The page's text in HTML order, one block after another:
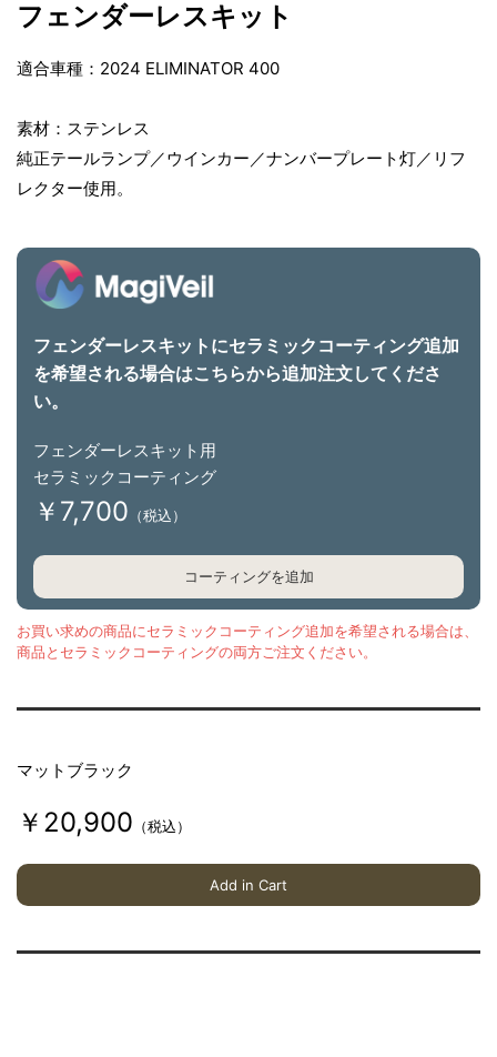
フェンダーレスキット
適合車種：2024 ELIMINATOR 400
素材：ステンレス
純正テールランプ／ウインカー／ナンバープレート灯／リフ
レクター使用。
フェンダーレスキットにセラミックコーティング追加
を希望される場合はこちらから追加注文してくださ
い。
フェンダーレスキット用
セラミックコーティング
￥7,700 （税込）
コーティングを追加
お買い求めの商品にセラミックコーティング追加を希望される場合は、
商品とセラミックコーティングの両方ご注文ください。
マットブラック
￥20,900 （税込）
Add in Cart